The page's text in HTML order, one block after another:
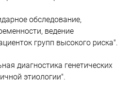
обследование,
ведение
групп высокого риска".
диагностика генетических
этиологии".